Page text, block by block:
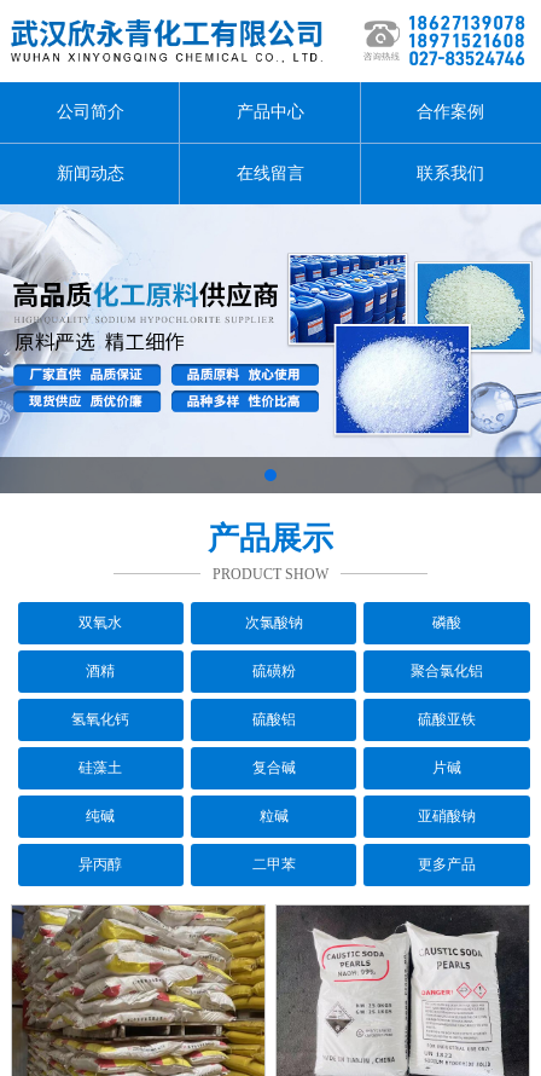
公司简介 产品中心 合作案例
新闻动态 在线留言 联系我们
1
产品展示
PRODUCT SHOW
双氧水 次氯酸钠 磷酸
酒精 硫磺粉 聚合氯化铝
氢氧化钙 硫酸铝 硫酸亚铁
硅藻土 复合碱 片碱
纯碱 粒碱 亚硝酸钠
异丙醇 二甲苯 更多产品